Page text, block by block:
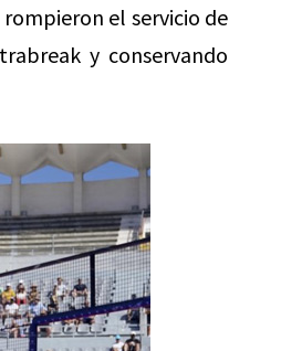
el servicio de
y conservando